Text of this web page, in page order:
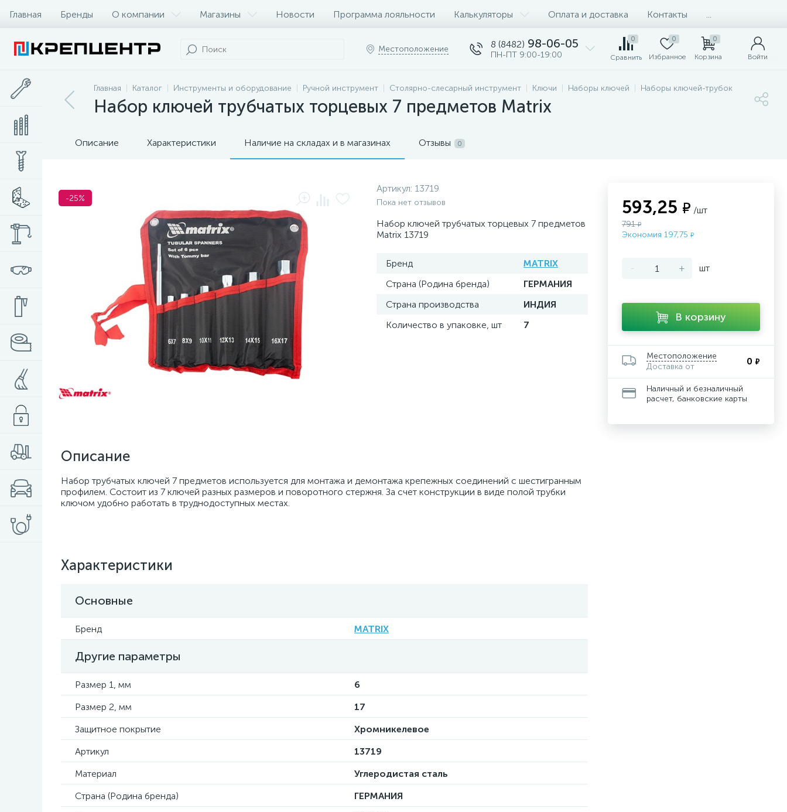
Главная Бренды О компании Магазины Новости Программа лояльности Калькуляторы Оплата и доставка Контакты
Местоположение 8 (8482) 98-06-05
ПН-ПТ 9:00-19:00
0
Сравнить
0
Избранное
0
Корзина Войти
Главная Каталог Инструменты и оборудование Ручной инструмент Столярно-слесарный инструмент Ключи Наборы ключей Наборы ключей-трубок
Набор ключей трубчатых торцевых 7 предметов Matrix
Описание Характеристики Наличие на складах и в магазинах Отзывы 0
-25%
Артикул: 13719
Пока нет отзывов
Набор ключей трубчатых торцевых 7 предметов
Matrix 13719
Бренд
MATRIX
Страна (Родина бренда)
ГЕРМАНИЯ
Страна производства
ИНДИЯ
Количество в упаковке, шт
7
Описание
Набор трубчатых ключей 7 предметов используется для монтажа и демонтажа крепежных соединений с шестигранным
профилем. Состоит из 7 ключей разных размеров и поворотного стержня. За счет конструкции в виде полой трубки
ключом удобно работать в труднодоступных местах.
Характеристики
Основные
Бренд MATRIX
Другие параметры
Размер 1, мм
6
Размер 2, мм
17
Защитное покрытие
Хромникелевое
Артикул
13719
Материал
Углеродистая сталь
Страна (Родина бренда)
ГЕРМАНИЯ
593,25 ₽ /шт
791₽
Экономия 197,75 ₽
- + шт
В корзину
Местоположение
Доставка от
0 ₽
Наличный и безналичный
расчет, банковские карты